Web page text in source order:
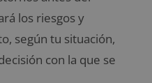
los riesgos y
según tu situación,
con la que se